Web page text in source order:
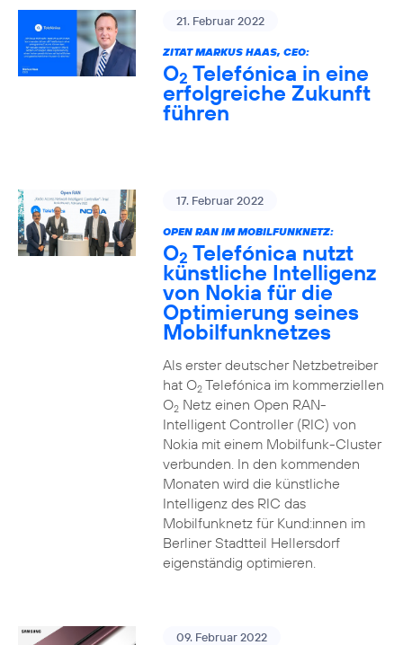
21. Februar 2022
ZITAT MARKUS HAAS, CEO:
O2 Telefónica in eine
erfolgreiche Zukunft
führen
17. Februar 2022
OPEN RAN IM MOBILFUNKNETZ:
O2 Telefónica nutzt
künstliche Intelligenz
von Nokia für die
Optimierung seines
Mobilfunknetzes
Als erster deutscher Netzbetreiber
hat O2Telefónica im kommerziellen
O2Netz einen Open RAN-
Intelligent Controller (RIC) von
Nokia mit einem Mobilfunk-Cluster
verbunden. In den kommenden
Monaten wird die künstliche
Intelligenz des RIC das
Mobilfunknetz für Kund:innen im
Berliner Stadtteil Hellersdorf
eigenständig optimieren.
09. Februar 2022